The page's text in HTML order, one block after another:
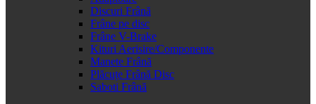
Discuri Frână
Frâne pe disc
Frâne V-Brake
Kituri Aerisire/Componente
Manete Frână
Plăcuțe Frână Disc
Saboti Frână